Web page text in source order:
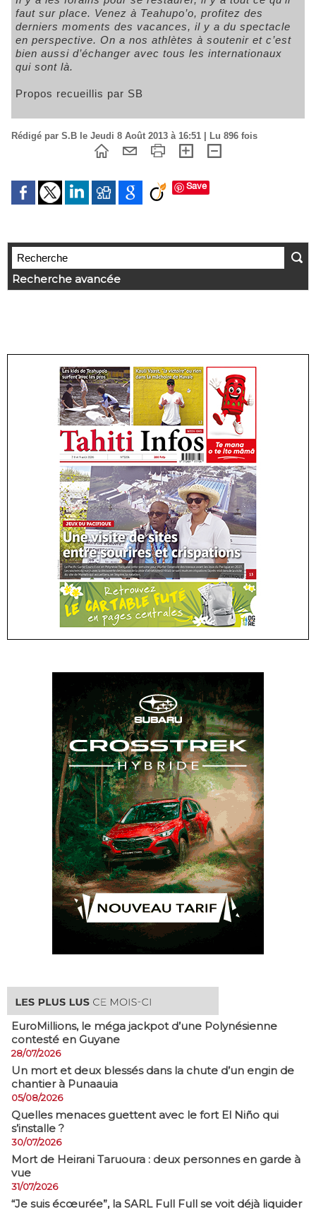
faut sur place. Venez à Teahupo’o, profitez des
derniers moments des vacances, il y a du spectacle
en perspective. On a nos athlètes à soutenir et c’est
bien aussi d’échanger avec tous les internationaux
qui sont là.
Propos recueillis par SB
Rédigé par S.B le Jeudi 8 Août 2013 à 16:51 | Lu 896 fois
Save
Recherche avancée
EuroMillions, ​le méga jackpot d’une Polynésienne
contesté en Guyane
28/07/2026
​Un mort et deux blessés dans la chute d’un engin de
chantier à Punaauia
05/08/2026
Quelles menaces guettent avec le fort El Niño qui
s’installe ?
30/07/2026
Mort de Heirani Taruoura : deux personnes en garde à
vue
31/07/2026
​“Je suis écœurée”, la SARL Full Full se voit déjà liquider